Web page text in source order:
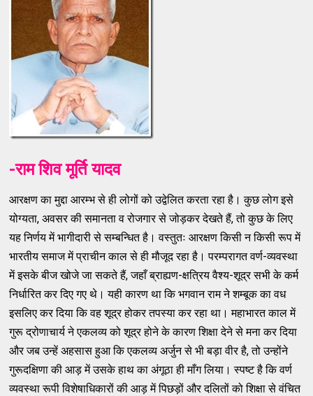
-राम शिव मूर्ति यादव
आरक्षण का मुद्दा आरम्भ से ही लोगों को उद्वेलित करता रहा है। कुछ लोग इसे
योग्यता, अवसर की समानता व रोजगार से जोड़कर देखते हैं, तो कुछ के लिए
यह निर्णय में भागीदारी से सम्बन्धित है। वस्तुतः आरक्षण किसी न किसी रूप में
भारतीय समाज में प्राचीन काल से ही मौजूद रहा है। परम्परागत वर्ण-व्यवस्था
में इसके बीज खोजे जा सकते हैं, जहाँ ब्राह्यण-क्षत्रिय वैश्य-शूद्र सभी के कर्म
निर्धारित कर दिए गए थे। यही कारण था कि भगवान राम ने शम्बूक का वध
इसलिए कर दिया कि वह शूद्र होकर तपस्या कर रहा था। महाभारत काल में
गुरू द्रोणाचार्य ने एकलव्य को शूद्र होने के कारण शिक्षा देने से मना कर दिया
और जब उन्हें अहसास हुआ कि एकलव्य अर्जुन से भी बड़ा वीर है, तो उन्होंने
गुरूदक्षिणा की आड़ में उसके हाथ का अंगूठा ही माँग लिया। स्पष्ट है कि वर्ण
व्यवस्था रूपी विशेषाधिकारों की आड़ में पिछड़ों और दलितों को शिक्षा से वंचित